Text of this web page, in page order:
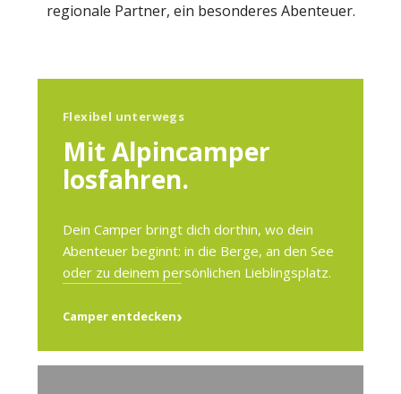
regionale Partner, ein besonderes Abenteuer.
Flexibel unterwegs
Mit Alpincamper
losfahren.
Dein Camper bringt dich dorthin, wo dein
Abenteuer beginnt: in die Berge, an den See
oder zu deinem persönlichen Lieblingsplatz.
Camper entdecken›